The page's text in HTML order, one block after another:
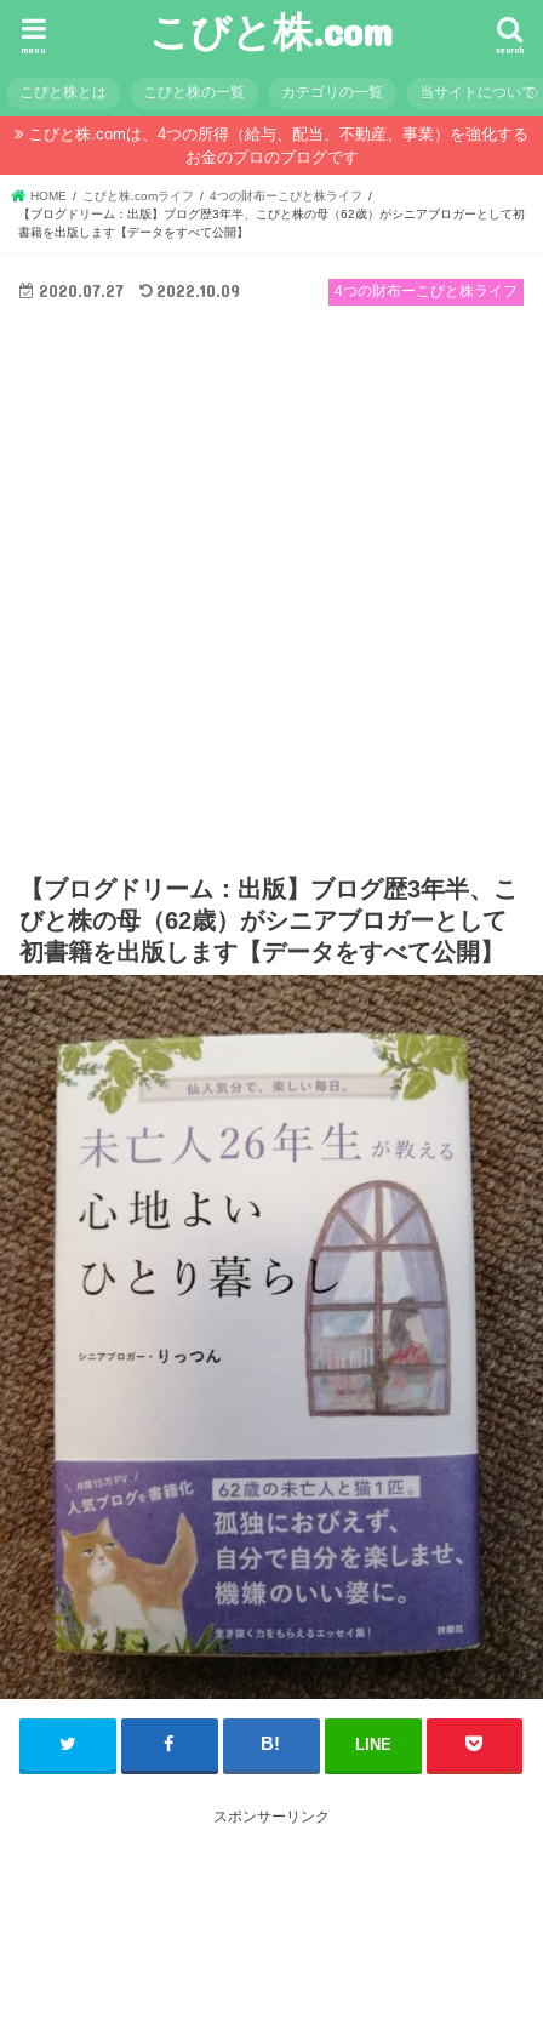
こびと株.com search
menu
こびと株とは こびと株の一覧 カテゴリの一覧 当サイトについて
こびと株.comは、4つの所得（給与、配当、不動産、事業）を強化する
お金のプロのブログです
HOME こびと株.comライフ
4つの財布ーこびと株ライフ
【ブログドリーム：出版】ブログ歴3年半、こびと株の母（62歳）がシニアブロガーとして初
書籍を出版します【データをすべて公開】
4つの財布ーこびと株ライフ
2020.07.27 2022.10.09
【ブログドリーム：出版】ブログ歴3年半、こ
びと株の母（62歳）がシニアブロガーとして
初書籍を出版します【データをすべて公開】
LINE
スポンサーリンク